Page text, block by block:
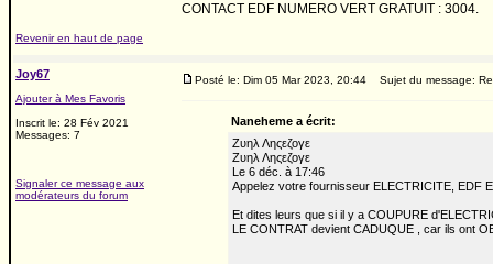
CONTACT EDF NUMERO VERT GRATUIT : 3004.
Revenir en haut de page
Joy67
Ajouter à Mes Favoris
Inscrit le: 28 Fév 2021
Messages: 7
Signaler ce message aux
modérateurs du forum
Posté le: Dim 05 Mar 2023, 20:44 Sujet du message:
Naneheme a écrit:
Ζυηλ Ληςεζογε
Ζυηλ Ληςεζογε
Le 6 déc. à 17:46
Appelez votre fournisseur ELECTRICITE, EDF
Et dites leurs que si il y a COUPURE
LE CONTRAT devient CADUQUE , car ils ont